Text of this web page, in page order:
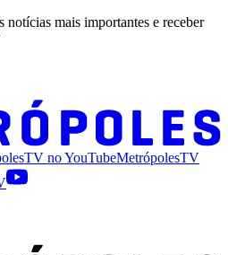
mais importantes e receber
noYouTubeMetrópolesTV